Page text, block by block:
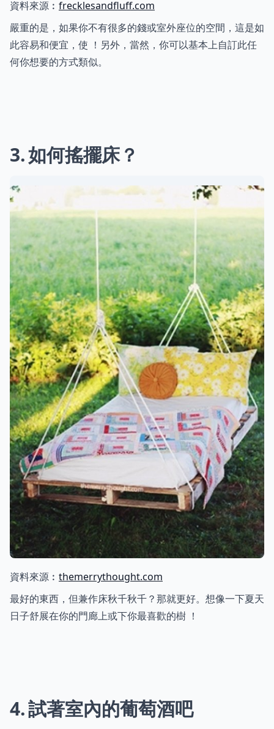
資料來源︰ frecklesandfluff.com
嚴重的是，如果你不有很多的錢或室外座位的空間，這是如
此容易和便宜，使 ！另外，當然，你可以基本上自訂此任
何你想要的方式類似。
3 如何搖擺床？
資料來源︰ themerrythought.com
最好的東西，但兼作床秋千秋千？那就更好。想像一下夏天
日子舒展在你的門廊上或下你最喜歡的樹 ！
4 試著室內的葡萄酒吧